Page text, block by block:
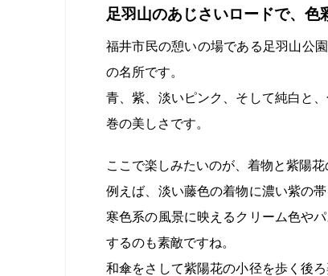
足羽山のあじさいロードで、
福井市民の憩いの場である足羽山公
の名所です。
青、紫、淡いピンク、そして純白と
巻の美しさです。
ここで楽しみたいのが、着物と紫陽
例えば、淡い藤色の着物に濃い紫の
寒色系の風景に映えるクリーム色や
するのも素敵ですね。
和傘をさして紫陽花の小径を歩く後